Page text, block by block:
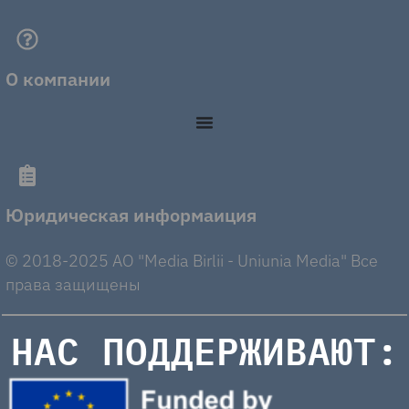
О компании
Юридическая информаиция
© 2018-2025 AO "Media Birlii - Uniunia Media" Все
права защищены
НАС ПОДДЕРЖИВАЮТ: